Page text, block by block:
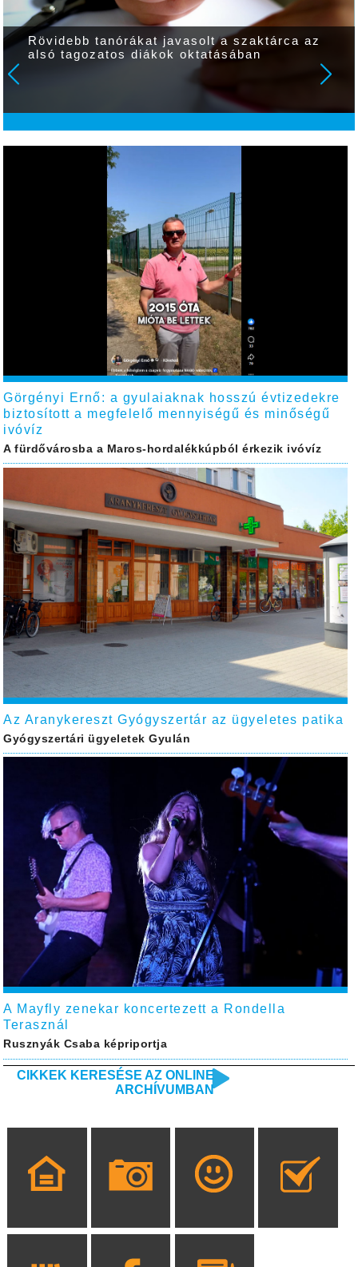
Rövidebb tanórákat javasolt a szaktárca az
alsó tagozatos diákok oktatásában
Görgényi Ernő: a gyulaiaknak hosszú évtizedekre
biztosított a megfelelő mennyiségű és minőségű
ivóvíz
A fürdővárosba a Maros-hordalékkúpból érkezik ivóvíz
Az Aranykereszt Gyógyszertár az ügyeletes patika
Gyógyszertári ügyeletek Gyulán
A Mayfly zenekar koncertezett a Rondella
Terasznál
Rusznyák Csaba képriportja
CIKKEK KERESÉSE AZ ONLINE
ARCHÍVUMBAN